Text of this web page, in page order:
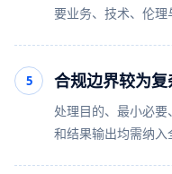
要业务、技术、伦理
5 合规边界较为复
处理目的、最小必
和结果输出均需纳入